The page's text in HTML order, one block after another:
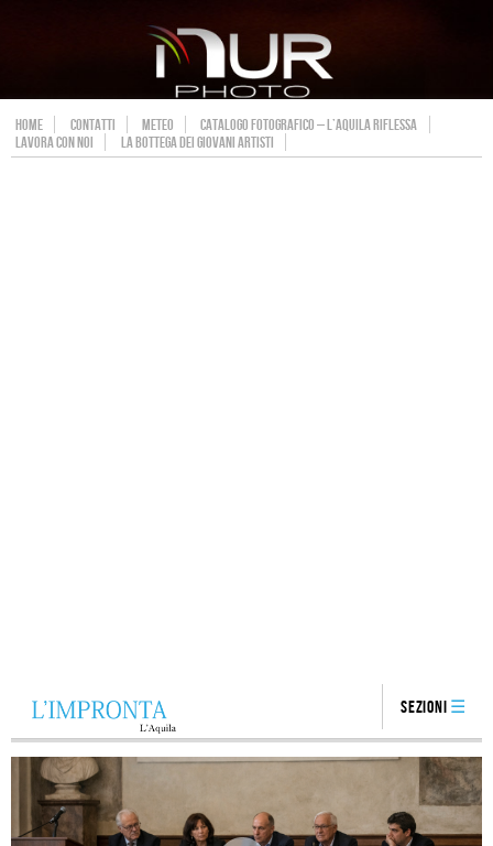
HOME CONTATTI METEO
CATALOGO FOTOGRAFICO – L’AQUILA RIFLESSA
LAVORA CON NOI
LA BOTTEGA DEI GIOVANI ARTISTI
Sezioni